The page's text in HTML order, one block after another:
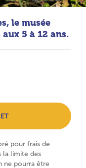
le musée
5 à 12 ans.
pour frais de
la limite des
ne pourra être